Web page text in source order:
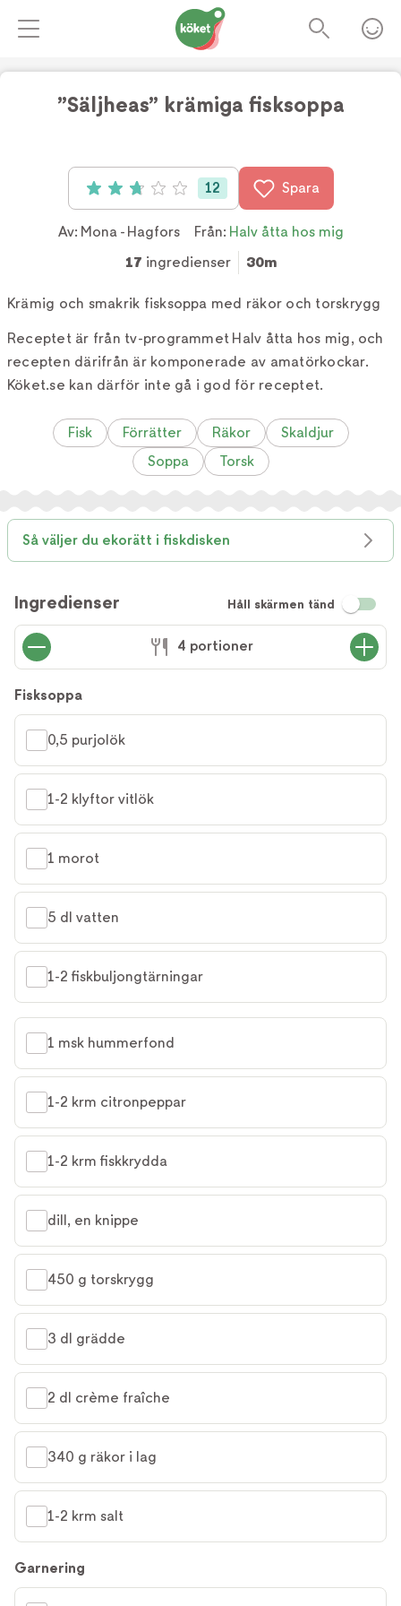
”Säljheas” krämiga fisksoppa
Betyg: 2.75 av 5 (12 röster)
12 Spara
Av: Mona - Hagfors Från: Halv åtta hos mig
17 ingredienser 30m
Krämig och smakrik fisksoppa med räkor och torskrygg
Receptet är från tv-programmet Halv åtta hos mig, och
recepten därifrån är komponerade av amatörkockar.
Köket.se kan därför inte gå i god för receptet.
Fisk Förrätter Räkor
Skaldjur
Soppa
Torsk
Så väljer du ekorätt i fiskdisken
Ingredienser Håll skärmen tänd
4 portioner
Fisksoppa
0,5 purjolök
1-2 klyftor vitlök
1 morot
5 dl vatten
1-2 fiskbuljongtärningar
1 msk hummerfond
1-2 krm citronpeppar
1-2 krm fiskkrydda
dill, en knippe
450 g torskrygg
3 dl grädde
2 dl crème fraîche
340 g räkor i lag
1-2 krm salt
Garnering